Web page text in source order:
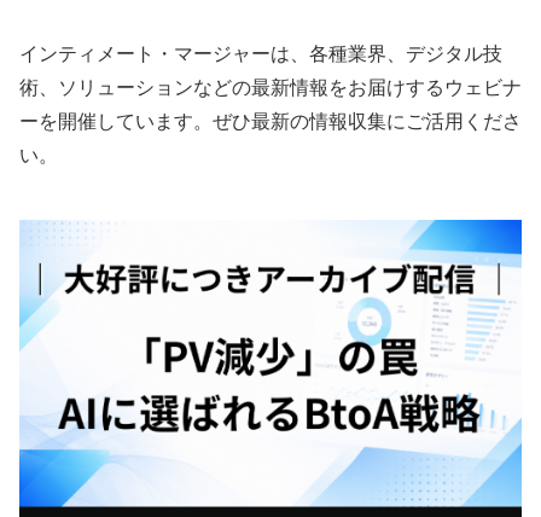
インティメート・マージャーは、各種業界、デジタル技
術、ソリューションなどの最新情報をお届けするウェビナ
ーを開催しています。ぜひ最新の情報収集にご活用くださ
い。